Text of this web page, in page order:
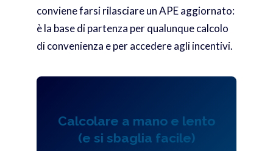
conviene farsi rilasciare un APE aggiornato:
è la base di partenza per qualunque calcolo
di convenienza e per accedere agli incentivi.
Calcolare a mano e lento
(e si sbaglia facile)